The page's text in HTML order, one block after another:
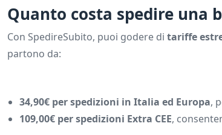
Quanto costa spedire una
Con SpedireSubito, puoi godere di tariffe
partono da:
34,90€ per spedizioni in Italia ed Europa,
109,00€ per spedizioni Extra CEE,